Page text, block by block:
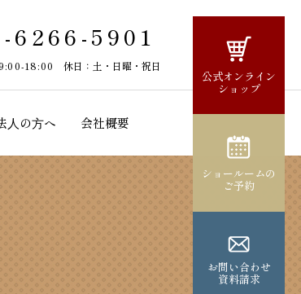
6266-5901
18:00 休日：土・日曜・祝日
⼈の⽅へ 会社概要
公式オンライン
ショップ
ショールームの
ご予約
お問い合わせ
資料請求